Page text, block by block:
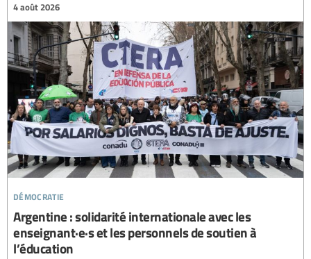
démocratie
4 août 2026
Argentine : solidarité internationale avec les
enseignant·e·s et les personnels de soutien à
l’éducation